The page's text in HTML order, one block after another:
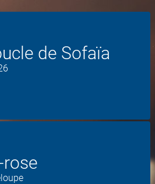
de Sofaïa
rose